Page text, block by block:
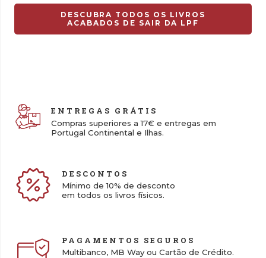
DESCUBRA TODOS OS LIVROS
ACABADOS DE SAIR DA LPF
ENTREGAS GRÁTIS
Compras superiores a 17€ e entregas em
Portugal Continental e Ilhas.
DESCONTOS
Mínimo de 10% de desconto
em todos os livros físicos.
PAGAMENTOS SEGUROS
Multibanco, MB Way ou Cartão de Crédito.